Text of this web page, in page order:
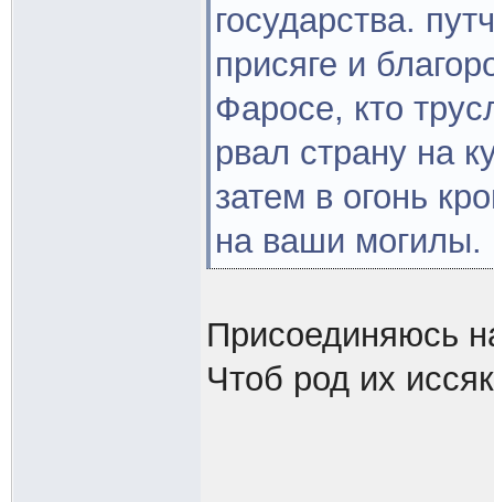
государства.
присяге и
Фаросе, кто
рвал страну на
затем в огонь
на ваши могилы.
Присоединяюсь
Чтоб род их